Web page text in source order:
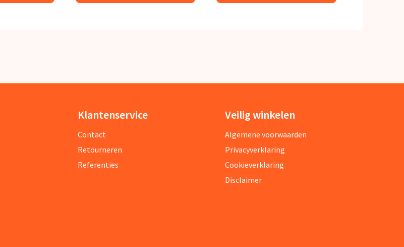
Klantenservice
Contact
Retourneren
Referenties
Veilig winkelen
Algemene voorwaarden
Privacyverklaring
Cookieverklaring
Disclaimer